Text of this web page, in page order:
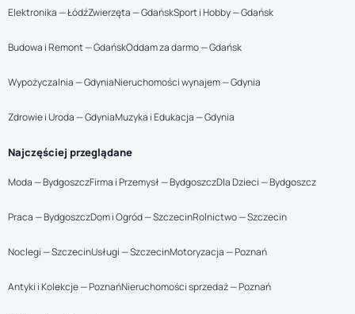
Elektronika — ŁódźZwierzęta — GdańskSport i Hobby — Gdańsk
Budowa i Remont — GdańskOddam za darmo — Gdańsk
Wypożyczalnia — GdyniaNieruchomości wynajem — Gdynia
Zdrowie i Uroda — GdyniaMuzyka i Edukacja — Gdynia
Najczęściej przeglądane
Moda — BydgoszczFirma i Przemysł — BydgoszczDla Dzieci — Bydgoszcz
Praca — BydgoszczDom i Ogród — SzczecinRolnictwo — Szczecin
Noclegi — SzczecinUsługi — SzczecinMotoryzacja — Poznań
Antyki i Kolekcje — PoznańNieruchomości sprzedaż — Poznań